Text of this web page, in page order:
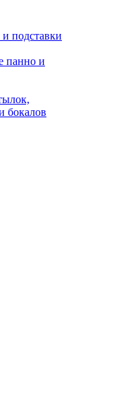
подставки
панно и
бокалов